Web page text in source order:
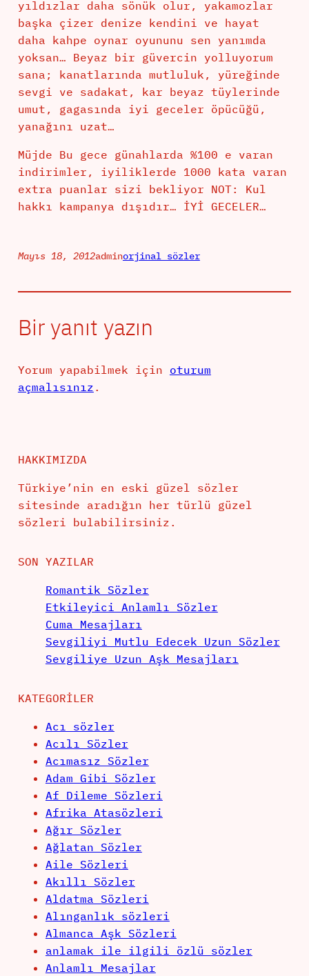
yıldızlar daha sönük olur, yakamozlar
başka çizer denize kendini ve hayat
daha kahpe oynar oyununu sen yanımda
yoksan… Beyaz bir güvercin yolluyorum
sana; kanatlarında mutluluk, yüreğinde
sevgi ve sadakat, kar beyaz tüylerinde
umut, gagasında iyi geceler öpücüğü,
yanağını uzat…
Müjde Bu gece günahlarda %100 e varan
indirimler, iyiliklerde 1000 kata varan
extra puanlar sizi bekliyor NOT: Kul
hakkı kampanya dışıdır… İYİ GECELER…
Mayıs 18, 2012adminorjinal sözler
Bir yanıt yazın
Yorum yapabilmek için oturum
açmalısınız .
HAKKIMIZDA
Türkiye’nin en eski güzel sözler
sitesinde aradığın her türlü güzel
sözleri bulabilirsiniz.
SON YAZILAR
Romantik Sözler
Etkileyici Anlamlı Sözler
Cuma Mesajları
Sevgiliyi Mutlu Edecek Uzun Sözler
Sevgiliye Uzun Aşk Mesajları
KATEGORILER
Acı sözler
Acılı Sözler
Acımasız Sözler
Adam Gibi Sözler
Af Dileme Sözleri
Afrika Atasözleri
Ağır Sözler
Ağlatan Sözler
Aile Sözleri
Akıllı Sözler
Aldatma Sözleri
Alınganlık sözleri
Almanca Aşk Sözleri
anlamak ile ilgili özlü sözler
Anlamlı Mesajlar